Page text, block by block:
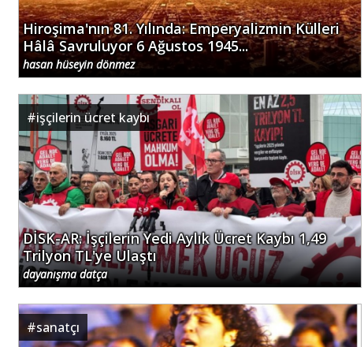
Hiroşima'nın 81. Yılında: Emperyalizmin Külleri
Hâlâ Savruluyor 6 Ağustos 1945...
hasan hüseyin dönmez
#işçilerin ücret kaybı
DİSK-AR: İşçilerin Yedi Aylık Ücret Kaybı 1,49
Trilyon TL'ye Ulaştı
dayanışma datça
#sanatçı